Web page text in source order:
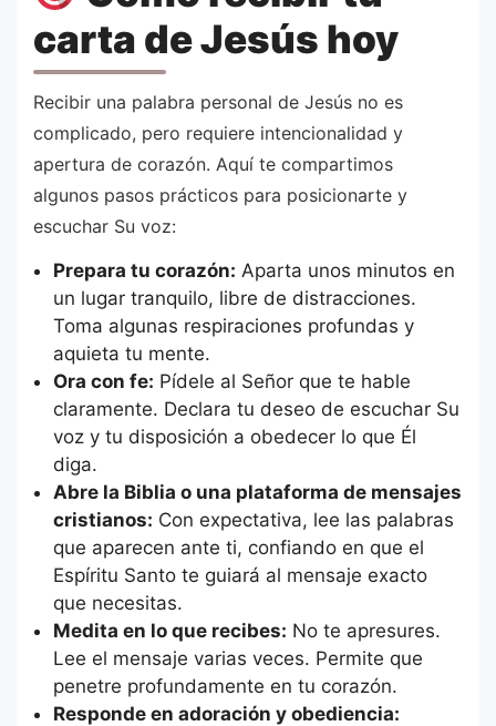
carta de Jesús hoy
Recibir una palabra personal de Jesús no es
complicado, pero requiere intencionalidad y
apertura de corazón. Aquí te compartimos
algunos pasos prácticos para posicionarte y
escuchar Su voz:
Prepara tu corazón: Aparta unos minutos en
un lugar tranquilo, libre de distracciones.
Toma algunas respiraciones profundas y
aquieta tu mente.
Ora con fe: Pídele al Señor que te hable
claramente. Declara tu deseo de escuchar Su
voz y tu disposición a obedecer lo que Él
diga.
Abre la Biblia o una plataforma de mensajes
cristianos: Con expectativa, lee las palabras
que aparecen ante ti, confiando en que el
Espíritu Santo te guiará al mensaje exacto
que necesitas.
Medita en lo que recibes: No te apresures.
Lee el mensaje varias veces. Permite que
penetre profundamente en tu corazón.
Responde en adoración y obediencia: